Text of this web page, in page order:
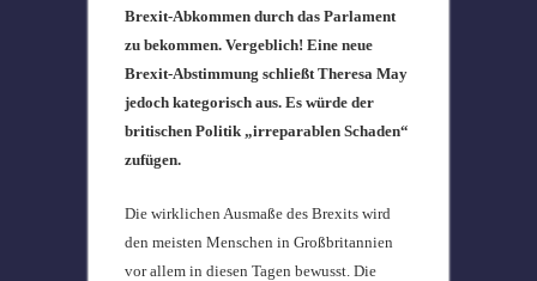
Brexit-Abkommen durch das Parlament
zu bekommen. Vergeblich! Eine neue
Brexit-Abstimmung schließt Theresa May
jedoch kategorisch aus. Es würde der
britischen Politik „irreparablen Schaden“
zufügen.
Die wirklichen Ausmaße des Brexits wird
den meisten Menschen in Großbritannien
vor allem in diesen Tagen bewusst. Die